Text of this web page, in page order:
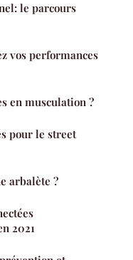
le parcours
vos performances
en musculation ?
pour le street
arbalète ?
2021